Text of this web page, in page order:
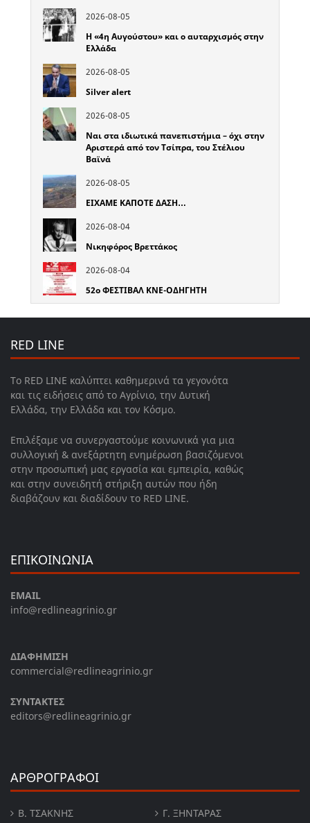
2026-08-05
Η «4η Αυγούστου» και ο αυταρχισμός στην
Ελλάδα
2026-08-05
Silver alert
2026-08-05
Ναι στα ιδιωτικά πανεπιστήμια – όχι στην
Αριστερά από τον Τσίπρα, του Στέλιου
Βαϊνά
2026-08-05
ΕΙΧΑΜΕ ΚΑΠΟΤΕ ΔΑΣΗ…
2026-08-04
Νικηφόρος Βρεττάκος
2026-08-04
52o ΦΕΣΤΙΒΑΛ ΚΝΕ-ΟΔΗΓΗΤΗ
RED LINE
Το RED LINE καλύπτει καθημερινά τα γεγονότα
και τις ειδήσεις από το Αγρίνιο, την Δυτική
Ελλάδα, την Ελλάδα και τον Κόσμο.
Επιλέξαμε να συνεργαστούμε κοινωνικά για μια
συλλογική & ανεξάρτητη ενημέρωση βασιζόμενοι
στην προσωπική μας εργασία και εμπειρία, καθώς
και στην συνειδητή στήριξη αυτών που ήδη
διαβάζουν και διαδίδουν το RED LINE.
ΕΠΙΚΟΙΝΩΝΙΑ
EMAIL
info@redlineagrinio.gr
ΔΙΑΦΗΜΙΣΗ
commercial@redlineagrinio.gr
ΣΥΝΤΑΚΤΕΣ
editors@redlineagrinio.gr
ΑΡΘΡΟΓΡΑΦΟΙ
Β. ΤΣΆΚΝΗΣ Γ. ΞΗΝΤΆΡΑΣ